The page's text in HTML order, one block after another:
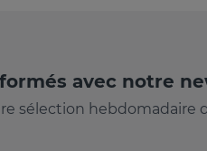
avec notre
sélection hebdomadaire